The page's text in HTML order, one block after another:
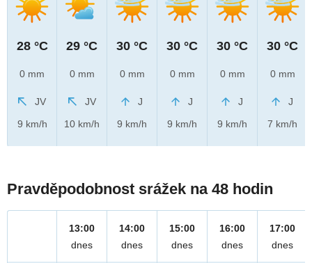
28 °C
0 mm
JV
9 km/h
29 °C
0 mm
JV
10 km/h
30 °C
0 mm
J
9 km/h
30 °C
0 mm
J
9 km/h
30 °C
0 mm
J
9 km/h
30 °C
0 mm
J
7 km/h
Pravděpodobnost srážek na 48 hodin
13:00
dnes
14:00
dnes
15:00
dnes
16:00
dnes
17:00
dnes